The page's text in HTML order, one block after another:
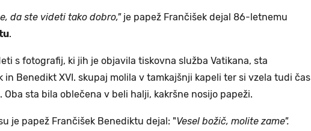
da ste videti tako dobro,"je papež Frančišek dejal 86-letnemu
.
s fotografij, ki jih je objavila tiskovna služba Vatikana, sta
in Benedikt XVI. skupaj molila v tamkajšnji kapeli ter si vzela tudi čas
Oba sta bila oblečena v beli halji, kakršne nosijo papeži.
je papež Frančišek Benediktu dejal: "Vesel božič, molite zame".